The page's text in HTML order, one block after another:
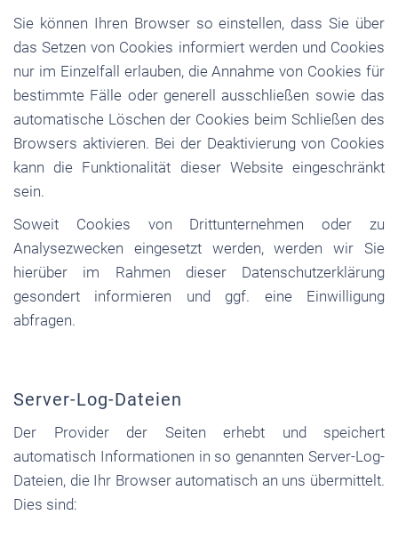
Sie können Ihren Browser so einstellen, dass Sie über
das Setzen von Cookies informiert werden und Cookies
nur im Einzelfall erlauben, die Annahme von Cookies für
bestimmte Fälle oder generell ausschließen sowie das
automatische Löschen der Cookies beim Schließen des
Browsers aktivieren. Bei der Deaktivierung von Cookies
kann die Funktionalität dieser Website eingeschränkt
sein.
Soweit Cookies von Drittunternehmen oder zu
Analysezwecken eingesetzt werden, werden wir Sie
hierüber im Rahmen dieser Datenschutzerklärung
gesondert informieren und ggf. eine Einwilligung
abfragen.
Server-Log-Dateien
Der Provider der Seiten erhebt und speichert
automatisch Informationen in so genannten Server-Log-
Dateien, die Ihr Browser automatisch an uns übermittelt.
Dies sind: